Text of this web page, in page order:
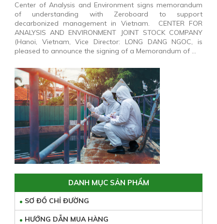
Center of Analysis and Environment signs memorandum
of understanding with Zeroboard to support
decarbonized management in Vietnam. CENTER FOR
ANALYSIS AND ENVIRONMENT JOINT STOCK COMPANY
(Hanoi, Vietnam, Vice Director: LONG DANG NGOC, is
pleased to announce the signing of a Memorandum of …
DANH MỤC SẢN PHẨM
SƠ ĐỒ CHỈ ĐƯỜNG
HƯỚNG DẪN MUA HÀNG